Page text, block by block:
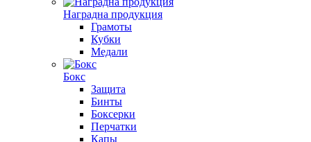
Наградна продукция
Грамоты
Кубки
Медали
Бокс
Защита
Бинты
Боксерки
Перчатки
Капы